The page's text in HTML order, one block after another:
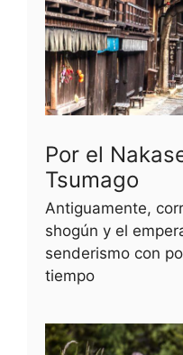
Por el
Tsumago
Antiguamente,
shogún y el
senderismo con
tiempo